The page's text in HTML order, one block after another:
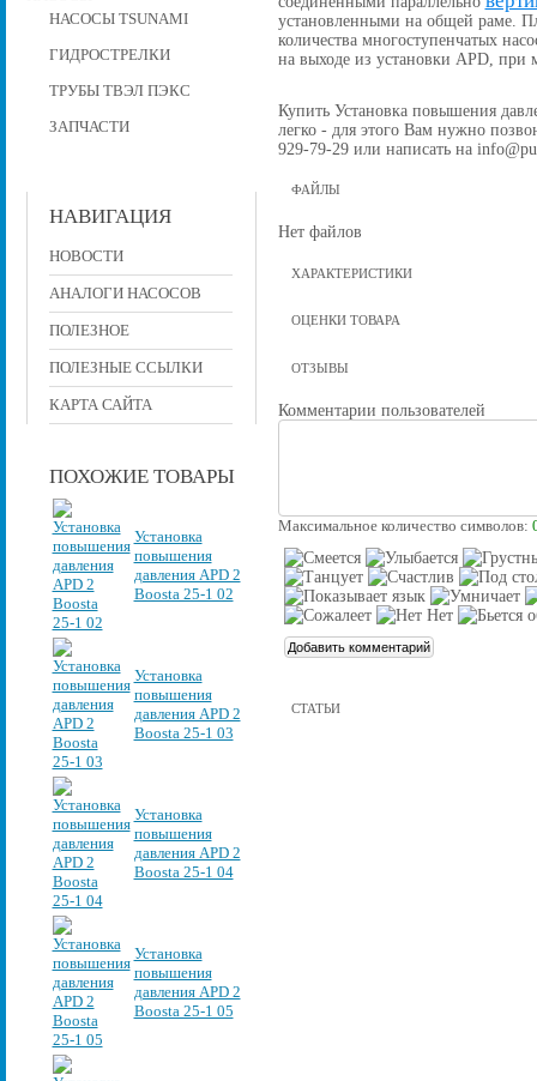
НАСОСЫ TSUNAMI
ГИДРОСТРЕЛКИ
ТРУБЫ ТВЭЛ ПЭКС
ЗАПЧАСТИ
НАВИГАЦИЯ
НОВОСТИ
АНАЛОГИ НАСОСОВ
ПОЛЕЗНОЕ
ПОЛЕЗНЫЕ ССЫЛКИ
КАРТА САЙТА
ПОХОЖИЕ ТОВАРЫ
Установка
повышения
давления APD 2
Boosta 25-1 02
Установка
повышения
давления APD 2
Boosta 25-1 03
Установка
повышения
давления APD 2
Boosta 25-1 04
Установка
повышения
давления APD 2
Boosta 25-1 05
установленными на общей раме.
количества многоступенчатых
на выходе из установки APD,
Купить Установка повышения
легко - для этого Вам нужно
929-79-29 или написать на
ФАЙЛЫ
Нет файлов
ХАРАКТЕРИСТИКИ
ОЦЕНКИ ТОВАРА
ОТЗЫВЫ
Комментарии пользователей
Максимальное количество символов:
СТАТЬИ